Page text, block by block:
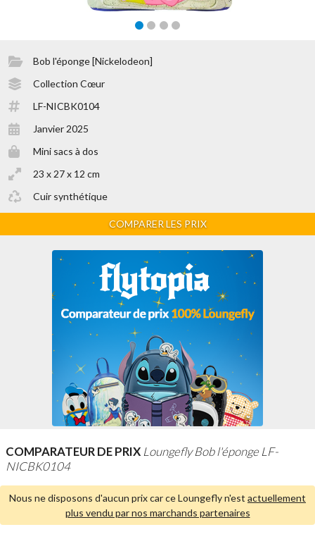
Bob l'éponge [Nickelodeon]
Collection Cœur
LF-NICBK0104
Janvier 2025
Mini sacs à dos
23 x 27 x 12 cm
Cuir synthétique
COMPARER LES PRIX
COMPARATEUR DE PRIX Loungefly Bob l'éponge LF-
NICBK0104
Nous ne disposons d'aucun prix car ce Loungefly n'est actuellement
plus vendu par nos marchands partenaires